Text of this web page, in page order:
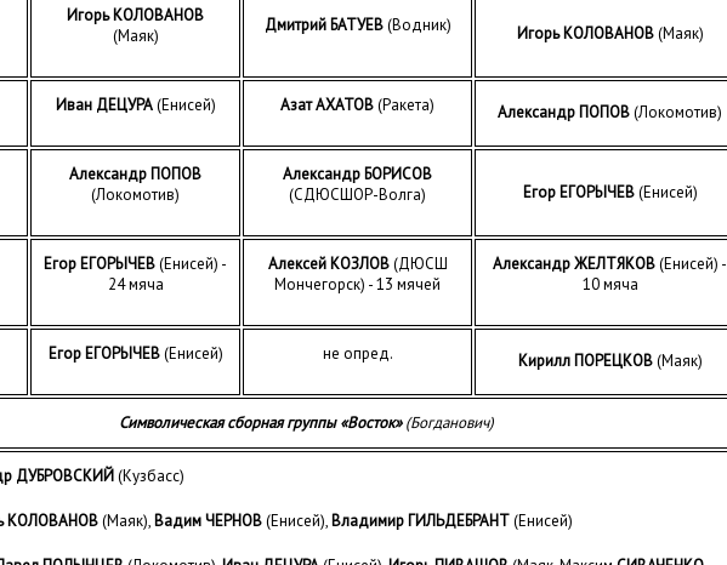
Игорь КОЛОВАНОВ
(Маяк)
Дмитрий БАТУЕВ(Водник) Игорь КОЛОВАНОВ(Маяк)
Иван ДЕЦУРА (Енисей) Азат АХАТОВ(Ракета) Александр ПОПОВ(Локомотив)
Александр ПОПОВ
(Локомотив)
Александр БОРИСОВ
(СДЮСШОР-Волга)
Егор ЕГОРЫЧЕВ(Енисей)
Егор ЕГОРЫЧЕВ(Енисей) -
24 мяча
Алексей КОЗЛОВ (ДЮСШ
Мончегорск) - 13 мячей
Александр ЖЕЛТЯКОВ(Енисей) -
10 мяча
Егор ЕГОРЫЧЕВ(Енисей) не опред. Кирилл ПОРЕЦКОВ(Маяк)
Символическая сборная группы «Восток»(Богданович)
ДУБРОВСКИЙ(Кузбасс)
КОЛОВАНОВ(Маяк), Вадим ЧЕРНОВ(Енисей), Владимир ГИЛЬДЕБРАНТ(Енисей)